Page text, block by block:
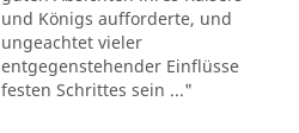
und Königs aufforderte, und
ungeachtet vieler
entgegenstehender Einflüsse
festen Schrittes sein ..."